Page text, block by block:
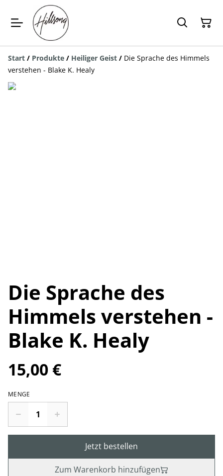
Start / Produkte / Heiliger Geist / Die Sprache des Himmels
verstehen - Blake K. Healy
Die Sprache des
Himmels verstehen -
Blake K. Healy
15,00 €
MENGE
Jetzt bestellen
Zum Warenkorb hinzufügen